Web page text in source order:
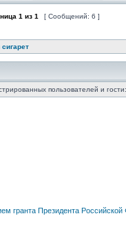
1 из 1 [ Сообщений: 6 ]
пользователей и